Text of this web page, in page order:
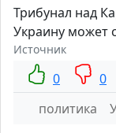
Трибунал над
Украину может
Источник
0 0
политика